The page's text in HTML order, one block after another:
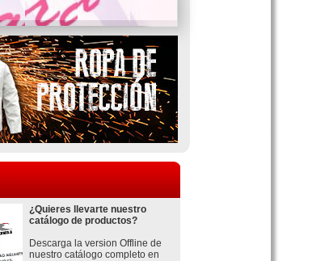
¿Quieres llevarte nuestro
catálogo de productos?
Descarga la version Offline de
nuestro catálogo completo en